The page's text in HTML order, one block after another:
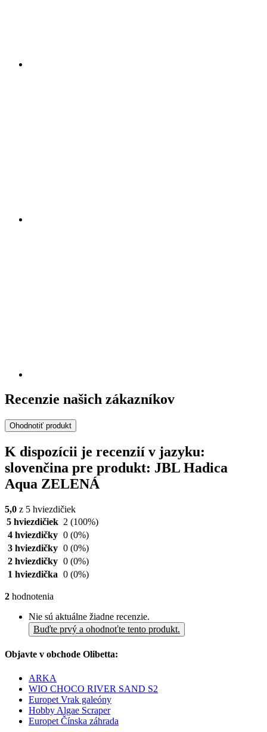
Recenzie našich zákazníkov
Ohodnotiť produkt
K dispozícii je recenzií v jazyku:
slovenčina pre produkt: JBL Hadica
Aqua ZELENÁ
5,0 z 5 hviezdičiek
5 hviezdičiek 2 (100%)
4 hviezdičky 0 (0%)
3 hviezdičky 0 (0%)
2 hviezdičky 0 (0%)
1 hviezdička 0 (0%)
2 hodnotenia
Nie sú aktuálne žiadne recenzie.
Buďte prvý a ohodnoťte tento produkt.
Objavte v obchode Olibetta:
ARKA
WIO CHOCO RIVER SAND S2
Europet Vrak galeóny
Hobby Algae Scraper
Europet Čínska záhrada